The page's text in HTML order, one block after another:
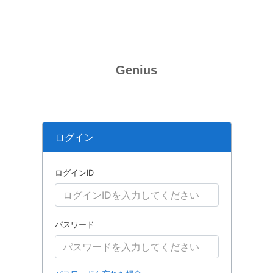
Genius
ログイン
ログインID
パスワード